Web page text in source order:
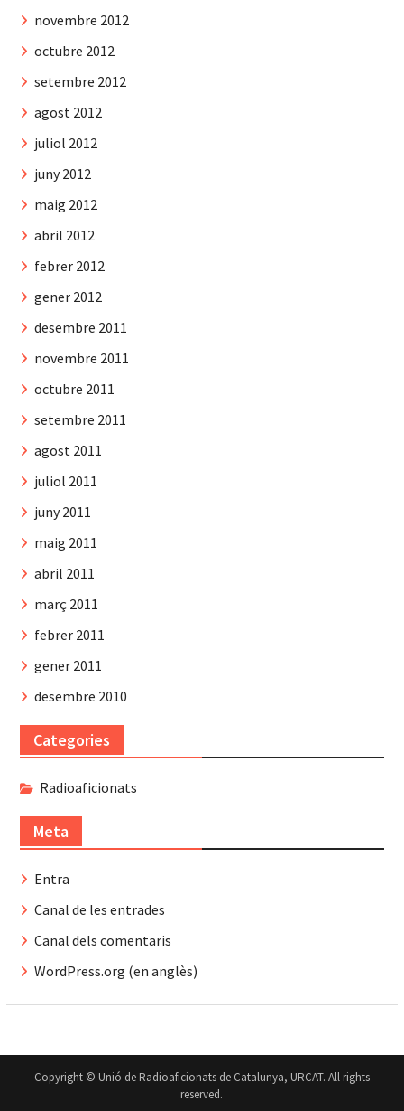
novembre 2012
octubre 2012
setembre 2012
agost 2012
juliol 2012
juny 2012
maig 2012
abril 2012
febrer 2012
gener 2012
desembre 2011
novembre 2011
octubre 2011
setembre 2011
agost 2011
juliol 2011
juny 2011
maig 2011
abril 2011
març 2011
febrer 2011
gener 2011
desembre 2010
Categories
Radioaficionats
Meta
Entra
Canal de les entrades
Canal dels comentaris
WordPress.org (en anglès)
Copyright © Unió de Radioaficionats de Catalunya, URCAT. All rights
reserved.